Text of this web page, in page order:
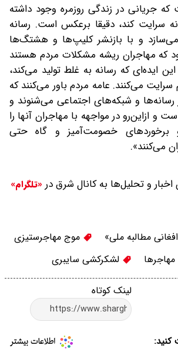
جریانی در زندگی روزمره وجود داشته
سرایت کند، دقیقا برعکس است. رسانه
و با بازنشر کلیپ‌ها و هشتگ‌ها
که مهاجران ریشه مشکلات مردم هستند
ایده‌ای که رسانه به غلط تولید می‌کند،
سرایت می‌کنند. عامه مردم باور می‌کنند که
رسانه‌ها و شبکه‌های اجتماعی می‌شنوند و
و ازاین‌رو در مواجهه با مهاجران آنها را
برخوردهای خصومت‌آمیز و گاه حتی
می‌کنند».
اخبار و تحلیل‌ها به کانال شرق در «تلگرام»
مطالبه ملی»
موج مهاجرستیزی
لشکرکشی سایبری
لینک کوتاه
کنید: